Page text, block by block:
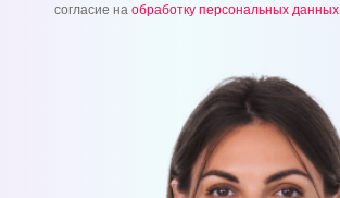
согласие на обработку персональных данных